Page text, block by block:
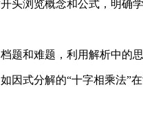
头浏览概念和公式，明确
题和难题，利用解析中的
因式分解的“十字相乘法”